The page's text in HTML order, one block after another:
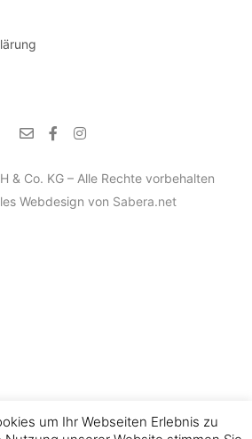
& Co. KG – Alle Rechte vorbehalten
Webdesign von Sabera.net
um Ihr Webseiten Erlebnis zu